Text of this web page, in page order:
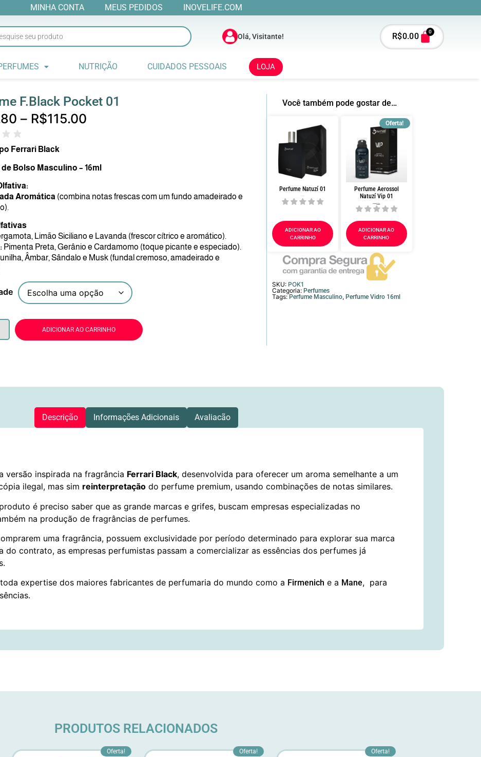
MINHA CONTA MEUS PEDIDOS INOVELIFE.COM
Olá, Visitante! R$0.00 0
NUTRIÇÃO CUIDADOS PESSOAIS LOJA
F.Black Pocket 01
– R$115.00
Ferrari Black
Bolso Masculino – 16ml
Aromática (combina notas frescas com um fundo amadeirado e
Limão Siciliano e Lavanda (frescor cítrico e aromático).
: Pimenta Preta, Gerânio e Cardamomo (toque picante e especiado).
Âmbar, Sândalo e Musk (fundal cremoso, amadeirado e
ADICIONAR AO CARRINHO
Você também pode gostar de…
Perfume Natuzí 01
ADICIONAR AO
CARRINHO
Oferta!
Perfume Aerossol
Natuzí Vip 01
ADICIONAR AO
CARRINHO
SKU: POK1
Categoria:Perfumes
Tags:Perfume Masculino,Perfume Vidro 16ml
Descrição Informações Adicionais Avaliacão
versão inspirada na fragrância Ferrari Black, desenvolvida para oferecer um aroma semelhante a um
ilegal, mas sim reinterpretação do perfume premium, usando combinações de notas similares.
é preciso saber que as grande marcas e grifes, buscam empresas especializadas no
na produção de fragrâncias de perfumes.
uma fragrância, possuem exclusividade por período determinado para explorar sua marca
do contrato, as empresas perfumistas passam a comercializar as essências dos perfumes já
expertise dos maiores fabricantes de perfumaria do mundo como a Firmenich e a Mane, para
PRODUTOS RELACIONADOS
Oferta! Oferta! Oferta!